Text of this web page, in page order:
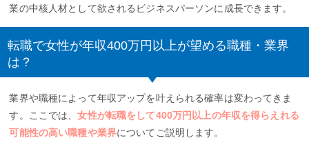
業の中核人材として欲されるビジネスパーソンに成長できます。
転職で女性が年収400万円以上が望める職種・業界
は？
業界や職種によって年収アップを叶えられる確率は変わってきま
す。ここでは、女性が転職をして400万円以上の年収を得らえれる
可能性の高い職種や業界についてご説明します。